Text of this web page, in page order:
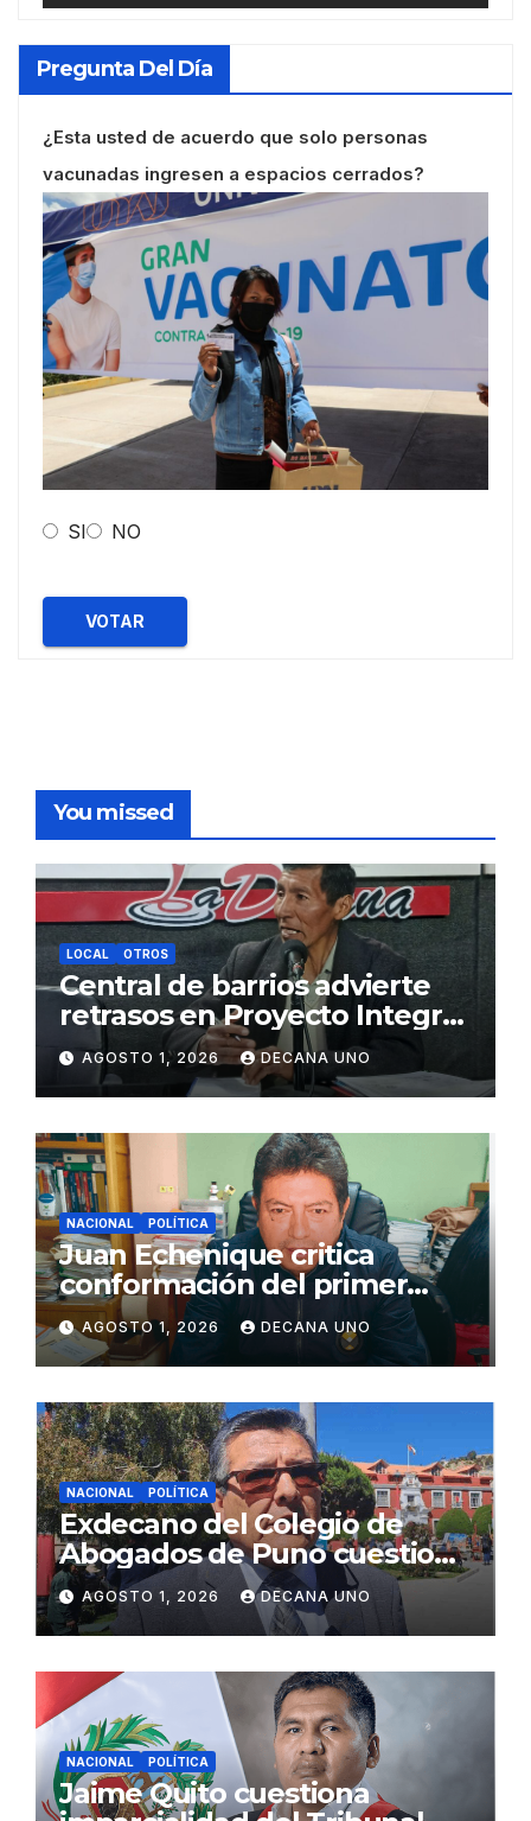
Pregunta Del Día
¿Esta usted de acuerdo que solo personas
vacunadas ingresen a espacios cerrados?
SI NO
VOTAR
You missed
LOCAL OTROS
Central de barrios advierte
retrasos en Proyecto Integral
de Agua y Alcantarillado para
Juliaca
AGOSTO 1, 2026 DECANA UNO
NACIONAL POLÍTICA
Juan Echenique critica
conformación del primer
gabinete ministerial de Keiko
Fujimori
AGOSTO 1, 2026 DECANA UNO
NACIONAL POLÍTICA
Exdecano del Colegio de
Abogados de Puno cuestiona
propuestas sobre seguridad
ciudadana
AGOSTO 1, 2026 DECANA UNO
NACIONAL POLÍTICA
Jaime Quito cuestiona